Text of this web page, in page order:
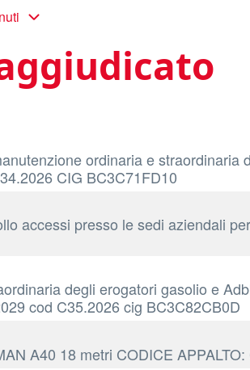
ordinaria e straordinaria
CIG BC3C71FD10
accessi presso le sedi aziendali
degli erogatori gasolio e
cod C35.2026 cig BC3C82CB0D
A40 18 metri CODICE